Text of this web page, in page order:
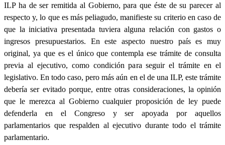
ILP ha de ser remitida al Gobierno, para que éste de su parecer al
respecto y, lo que es más peliagudo, manifieste su criterio en caso de
que la iniciativa presentada tuviera alguna relación con gastos o
ingresos presupuestarios. En este aspecto nuestro país es muy
original, ya que es el único que contempla ese trámite de consulta
previa al ejecutivo, como condición para seguir el trámite en el
legislativo. En todo caso, pero más aún en el de una ILP, este trámite
debería ser evitado porque, entre otras consideraciones, la opinión
que le merezca al Gobierno cualquier proposición de ley puede
defenderla en el Congreso y ser apoyada por aquellos
parlamentarios que respalden al ejecutivo durante todo el trámite
parlamentario.